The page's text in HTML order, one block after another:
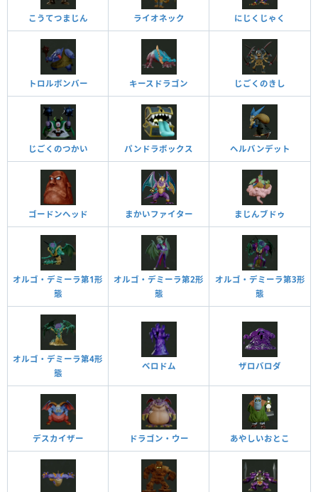
こうてつまじん ライオネック にじくじゃく
トロルボンバー キースドラゴン じごくのきし
じごくのつかい パンドラボックス ヘルバンデット
ゴードンヘッド まかいファイター まじんブドゥ
オルゴ・デミーラ第1形
態
オルゴ・デミーラ第2形
態
オルゴ・デミーラ第3形
態
オルゴ・デミーラ第4形
態
ベロドム ザロバロダ
デスカイザー ドラゴン・ウー あやしいおとこ